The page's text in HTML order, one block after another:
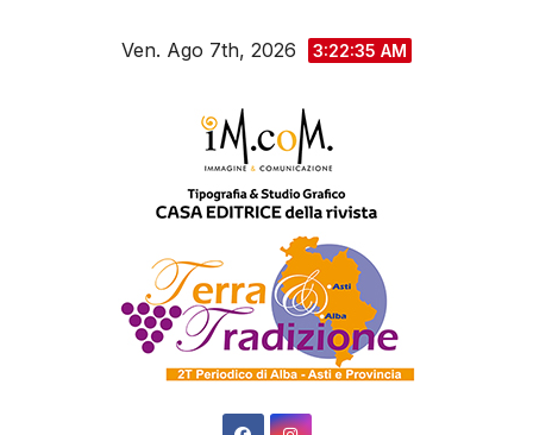
Ven. Ago 7th, 2026 3:22:37 AM